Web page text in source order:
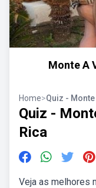
Monte A
Home>Quiz -
Quiz -
Rica
Veja as melhores